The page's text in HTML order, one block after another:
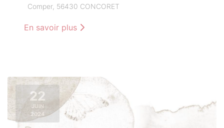
Comper, 56430 CONCORET
En savoir plus
22
JUIN
2024